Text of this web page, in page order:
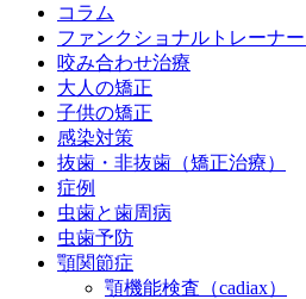
コラム
ファンクショナルトレーナ
咬み合わせ治療
大人の矯正
子供の矯正
感染対策
抜歯・非抜歯（矯正治療）
症例
虫歯と歯周病
虫歯予防
顎関節症
顎機能検査（cadiax）